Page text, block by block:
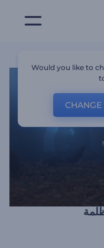
Would you like to
CHANGE